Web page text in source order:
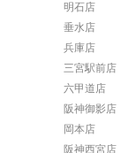
明石店
垂水店
兵庫店
三宮駅前店
六甲道店
阪神御影店
岡本店
阪神西宮店